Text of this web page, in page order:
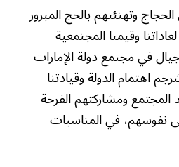
وتهنئتهم بالحج المبرور
وقيمنا المجتمعية
في مجتمع دولة الإمارات
اهتمام الدولة وقيادتنا
المجتمع ومشاركتهم الفرحة
نفوسهم، في المناسبات